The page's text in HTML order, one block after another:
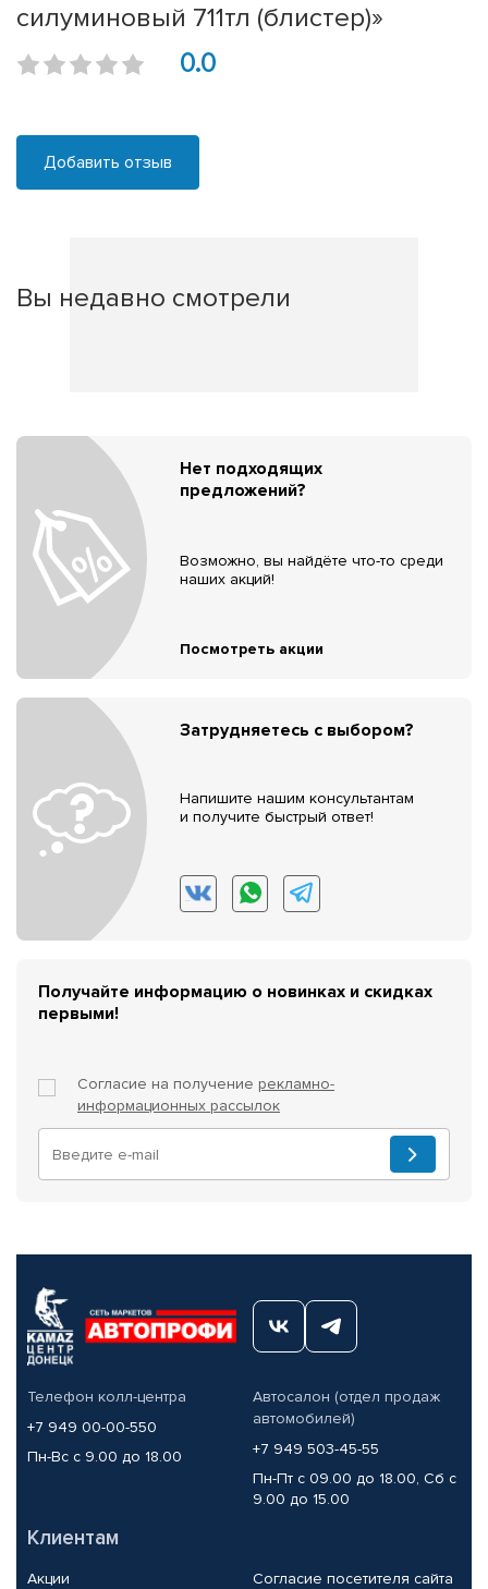
силуминовый 711тл (блистер)»
0.0
Добавить отзыв
Вы недавно смотрели
Нет подходящих
предложений?
Возможно, вы найдёте что-то среди
наших акций!
Посмотреть акции
Затрудняетесь с выбором?
Напишите нашим консультантам
и получите быстрый ответ!
Получайте информацию о новинках и скидках
первыми!
Согласие на получение рекламно-
информационных рассылок
Телефон колл-центра
+7 949 00-00-550
Пн-Вс с 9.00 до 18.00
Автосалон (отдел продаж
автомобилей)
+7 949 503-45-55
Пн-Пт с 09.00 до 18.00, Сб с
9.00 до 15.00
Клиентам
Акции Согласие посетителя сайта